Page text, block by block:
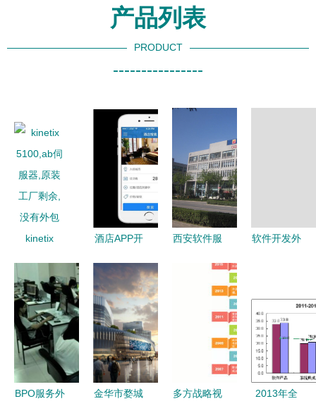
产品列表
PRODUCT
----------------
kinetix
服器,原装
工厂剩余,
没有外包
酒店APP开
势与软件外
包服务价值
分析
西安软件服
软件开发外
信科技为您
揭开成本迷
BPO服务外
金华市婺城
多方战略视
2013年全